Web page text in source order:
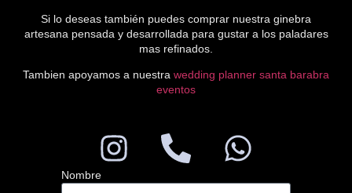
Si lo deseas también puedes comprar nuestra ginebra
artesana pensada y desarrollada para gustar a los paladares
mas refinados.
Tambien apoyamos a nuestra wedding planner santa barabra
eventos
Nombre